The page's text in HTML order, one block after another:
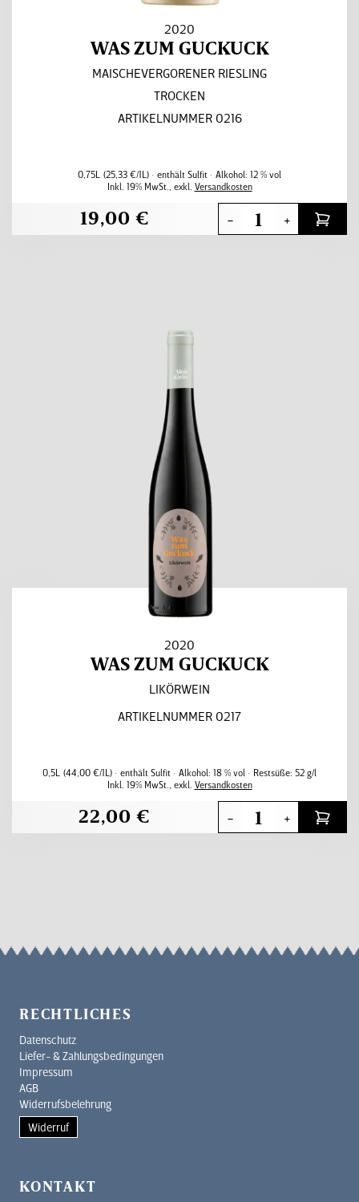
2020
WAS ZUM GUCKUCK
MAISCHEVERGORENER RIESLING
TROCKEN
ARTIKELNUMMER 0216
0,75L (25,33 €/1L) enthält Sulfit Alkohol: 12 % vol
19,00 €
Inkl. 19% MwSt. exkl. Versandkosten
- +
2020
WAS ZUM GUCKUCK
LIKÖRWEIN
ARTIKELNUMMER 0217
0,5L (44,00 €/1L) enthält Sulfit Alkohol: 18 % vol Restsüße: 52 g/l
22,00 €
Inkl. 19% MwSt. exkl. Versandkosten
- +
RECHTLICHES
Datenschutz
Liefer- & Zahlungsbedingungen
Impressum
AGB
Widerrufsbelehrung
Widerruf
KONTAKT